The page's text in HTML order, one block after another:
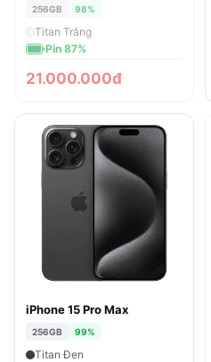
256GB 98%
Titan Trắng
Pin 87%
21.000.000đ
iPhone 15 Pro Max
256GB 99%
Titan Đen